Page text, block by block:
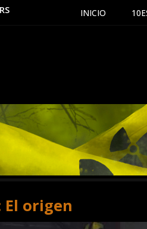
Saltar
INICIO
El origen